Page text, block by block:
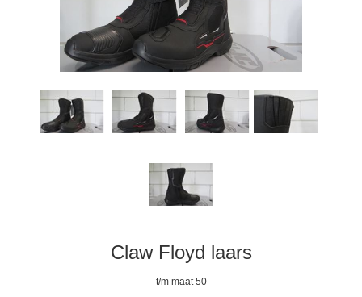
Claw Floyd laars
t/m maat 50